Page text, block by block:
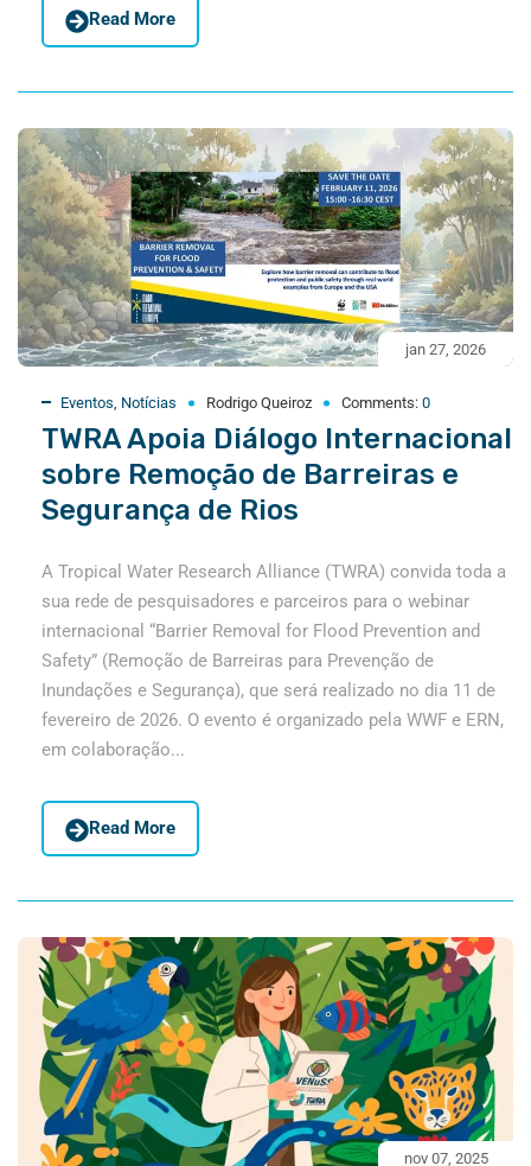
Read More
jan 27, 2026
Eventos, Notícias Rodrigo Queiroz Comments: 0
TWRA Apoia Diálogo Internacional
sobre Remoção de Barreiras e
Segurança de Rios
A Tropical Water Research Alliance (TWRA) convida toda a
sua rede de pesquisadores e parceiros para o webinar
internacional “Barrier Removal for Flood Prevention and
Safety” (Remoção de Barreiras para Prevenção de
Inundações e Segurança), que será realizado no dia 11 de
fevereiro de 2026. O evento é organizado pela WWF e ERN,
em colaboração...
Read More
nov 07, 2025